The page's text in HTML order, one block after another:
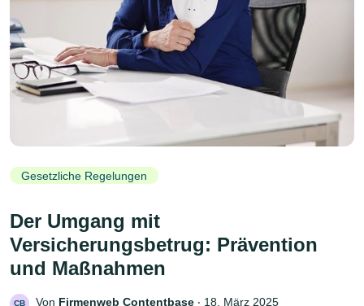
Gesetzliche Regelungen
Der Umgang mit
Versicherungsbetrug: Prävention
und Maßnahmen
CB Von Firmenweb Contentbase ‧ 18. März 2025